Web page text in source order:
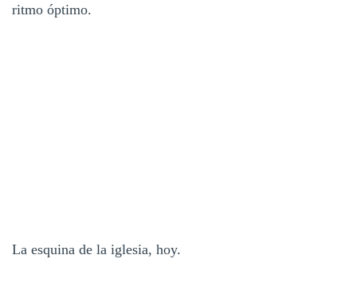
ritmo óptimo.
La esquina de la iglesia, hoy.